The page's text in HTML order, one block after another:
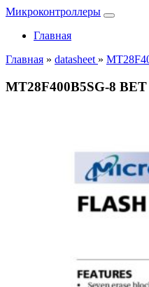
Микроконтроллеры
Главная
Главная » datasheet »
MT28F400B5SG-8 BET